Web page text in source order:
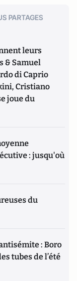
PARTAGES
leurs
& Samuel
di Caprio
Cristiano
joue du
: jusqu'où
du
: Boro
tubes de l’été